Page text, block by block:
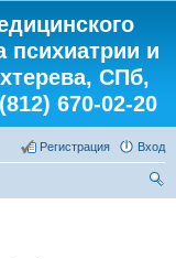
психиатрии и
СПб,
670-02-20
Вход
Регистрация